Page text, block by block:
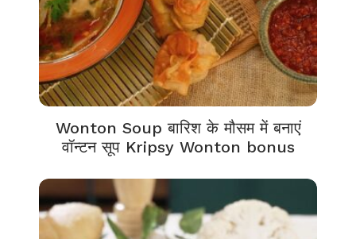
Wonton Soup बारिश के मौसम में बनाएं
वॉन्टन सूप Kripsy Wonton bonus